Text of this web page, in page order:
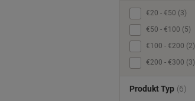
€20 - €50 (3)
€50 - €100 (5)
€100 - €200 (2)
€200 - €300 (3)
Produkt Typ (6)